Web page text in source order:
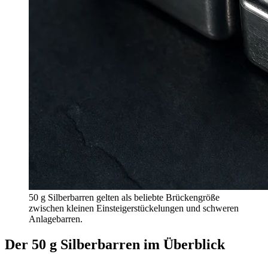
50 g Silberbarren gelten als beliebte Brückengröße
zwischen kleinen Einsteigerstückelungen und schweren
Anlagebarren.
Der 50 g Silberbarren im Überblick